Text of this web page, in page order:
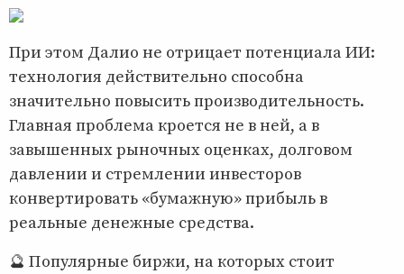
При этом Далио не отрицает потенциала ИИ:
технология действительно способна
значительно повысить производительность.
Главная проблема кроется не в ней, а в
завышенных рыночных оценках, долговом
давлении и стремлении инвесторов
конвертировать «бумажную» прибыль в
реальные денежные средства.
🔮 Популярные биржи, на которых стоит